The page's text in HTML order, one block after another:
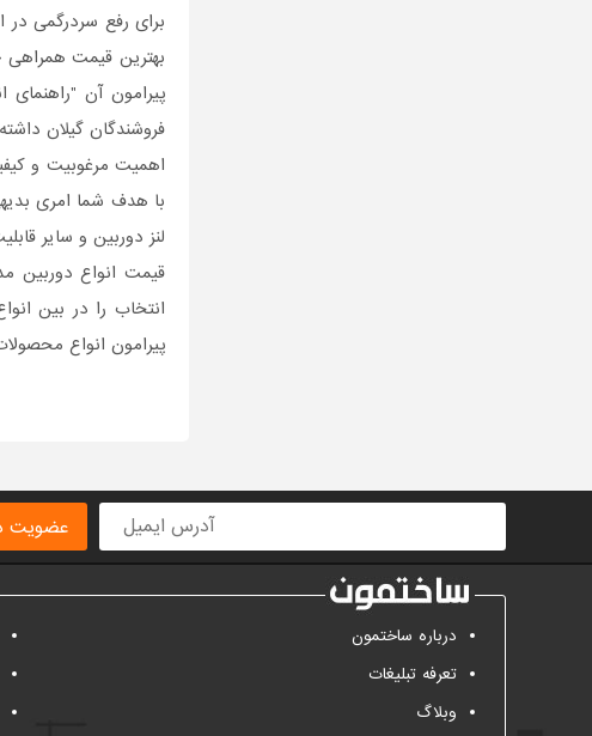
برای رفع سردرگمی در
بهترین قیمت همراهی
پیرامون آن "راهنمای
فروشندگان گیلان
اهمیت مرغوبیت و
با هدف شما امری
لنز دوربین و سایر
قیمت انواع دوربین
انتخاب را در بین
پیرامون انواع
عضویت
درباره ساختمون
تعرفه تبلیغات
وبلاگ